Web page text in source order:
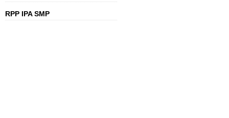
RPP IPA SMP